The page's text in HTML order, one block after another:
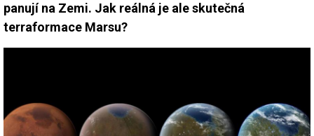
panují na Zemi. Jak reálná je ale skutečná
terraformace Marsu?